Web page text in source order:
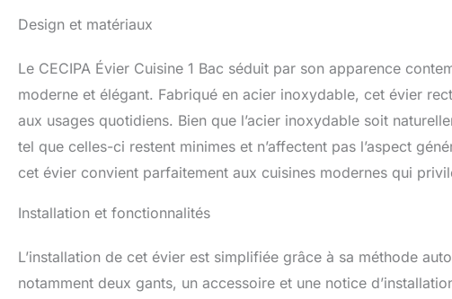
rapide. Des trous
lave-vaisselle et d'autres
d'ouverture*1 ; gants
cas de problème dans
vous aiderons à
Design et matériaux
Le CECIPA Évier Cuisine 1 Bac séduit par son apparence
moderne et élégant. Fabriqué en acier inoxydable, cet évier
aux usages quotidiens. Bien que l’acier inoxydable soit
tel que celles-ci restent minimes et n’affectent pas l’aspect
cet évier convient parfaitement aux cuisines modernes qui
Installation et fonctionnalités
L’installation de cet évier est simplifiée grâce à sa méthode
notamment deux gants, un accessoire et une notice